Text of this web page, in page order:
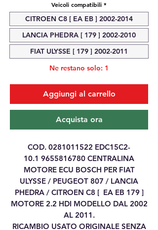
Veicoli compatibili *
CITROEN C8 [ EA EB ] 2002-2014
LANCIA PHEDRA [ 179 ] 2002-2010
FIAT ULYSSE [ 179 ] 2002-2011
Ne restano solo: 1
Aggiungi al carrello
Acquista ora
COD. 0281011522 EDC15C2-
10.1 9655816780 CENTRALINA
MOTORE ECU BOSCH PER FIAT
ULYSSE / PEUGEOT 807 / LANCIA
PHEDRA / CITROEN C8 [ EA EB 179 ]
MOTORE 2.2 HDI MODELLO DAL 2002
AL 2011.
RICAMBIO USATO ORIGINALE SENZA